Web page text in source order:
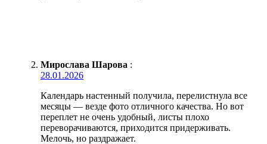
Мирослава Шарова :
28.01.2026
Календарь настенный получила, перелистнула все
месяцы — везде фото отличного качества. Но вот
переплет не очень удобный, листы плохо
переворачиваются, приходится придерживать.
Мелочь, но раздражает.